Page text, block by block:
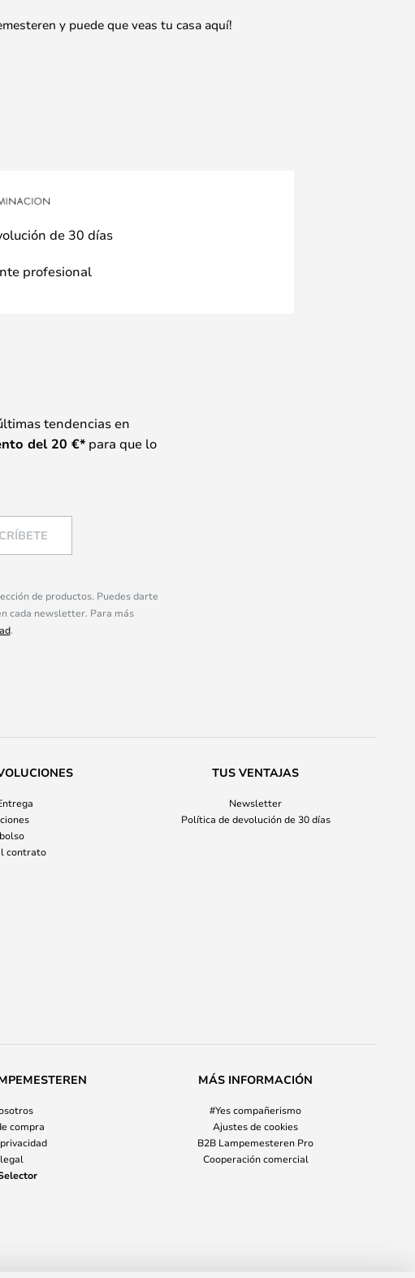
y puede que veas tu casa aquí!
de 30 días
profesional
tendencias en
del 20 €*para que lo
de productos. Puedes darte
cada newsletter. Para más
.
contrato
TUS VENTAJAS
Newsletter
Política de devolución de 30 días
compra
MÁS INFORMACIÓN
#Yes compañerismo
Ajustes de cookies
B2B Lampemesteren Pro
Cooperación comercial